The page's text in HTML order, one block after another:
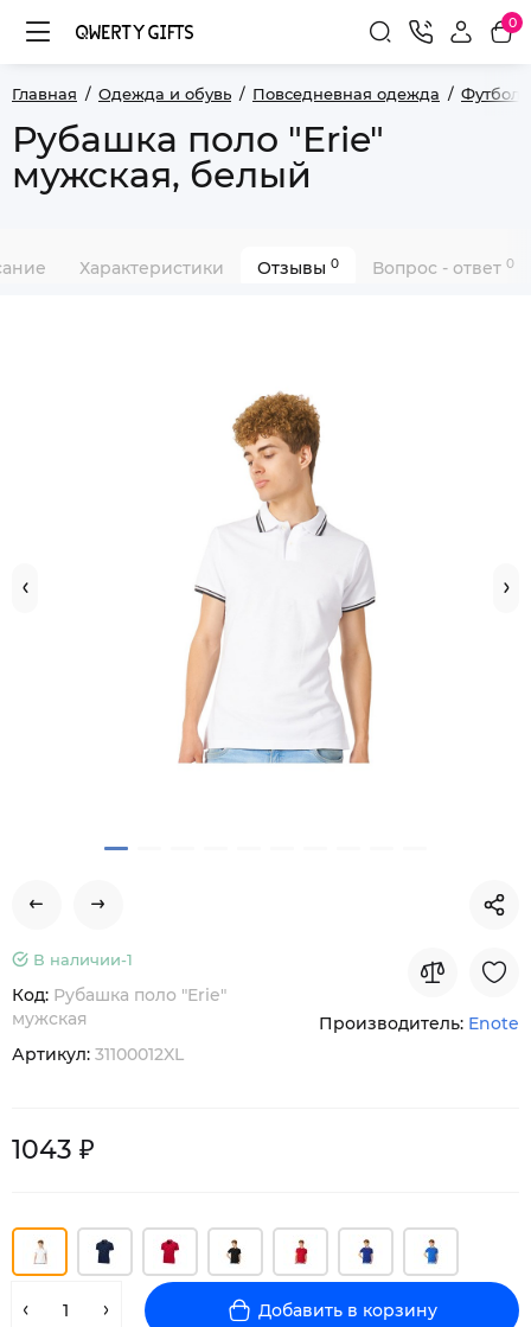
0
Главная Одежда и обувь Повседневная одежда
Рубашка поло "Erie"
мужская, белый
Характеристики Отзывы 0 Вопрос - ответ 0
В наличии-1
Код: Рубашка поло "Erie"
мужская
Артикул: 31100012XL
Производитель: Enote
1043 ₽
Добавить в корзину